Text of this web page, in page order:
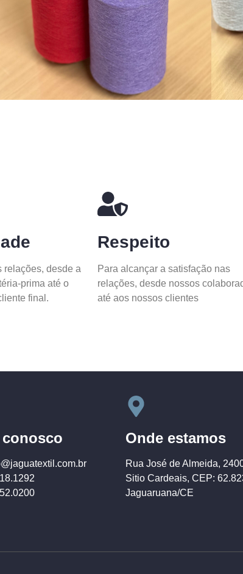
relações, desde a
prima até o
final.
Respeito
Para alcançar a satisfação nas
relações, desde nossos
até aos nossos clientes
conosco Onde estamos
Rua José de Almeida,
Sitio Cardeais, CEP:
Jaguaruana/CE